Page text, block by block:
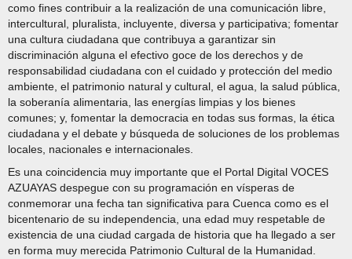
como fines contribuir a la realización de una comunicación libre,
intercultural, pluralista, incluyente, diversa y participativa; fomentar
una cultura ciudadana que contribuya a garantizar sin
discriminación alguna el efectivo goce de los derechos y de
responsabilidad ciudadana con el cuidado y protección del medio
ambiente, el patrimonio natural y cultural, el agua, la salud pública,
la soberanía alimentaria, las energías limpias y los bienes
comunes; y, fomentar la democracia en todas sus formas, la ética
ciudadana y el debate y búsqueda de soluciones de los problemas
locales, nacionales e internacionales.
Es una coincidencia muy importante que el Portal Digital VOCES
AZUAYAS despegue con su programación en vísperas de
conmemorar una fecha tan significativa para Cuenca como es el
bicentenario de su independencia, una edad muy respetable de
existencia de una ciudad cargada de historia que ha llegado a ser
en forma muy merecida Patrimonio Cultural de la Humanidad.